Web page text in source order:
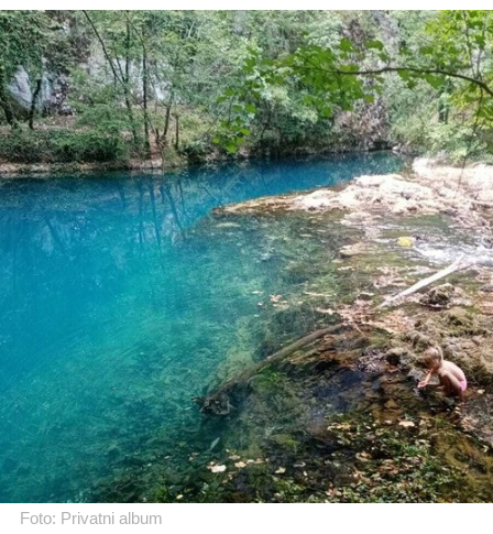
Foto: Privatni album